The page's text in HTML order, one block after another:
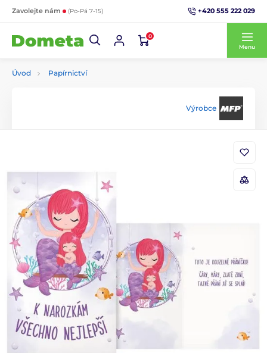
Zavolejte nám (Po-Pá 7-15) +420 555 222 029
0
Menu
Úvod Papírnictví
Výrobce